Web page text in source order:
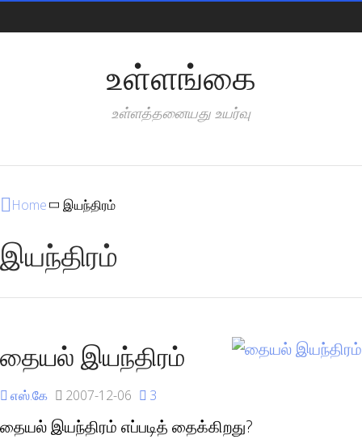
உள்ளங்கை
உள்ளத்தனையது உயர்வு
Home இயந்திரம்
இயந்திரம்
தையல் இயந்திரம்
எஸ்.கே 2007-12-06 3
தையல் இயந்திரம் எப்படித் தைக்கிறது?